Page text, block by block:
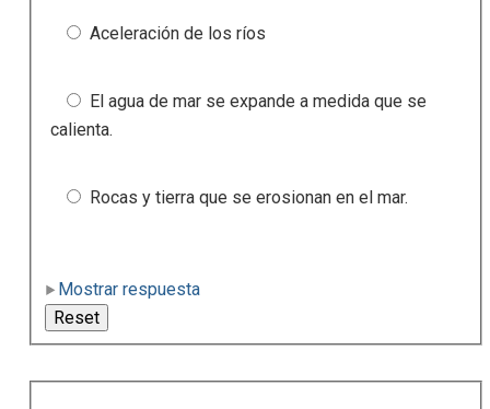
Aceleración de los ríos
El agua de mar se expande a medida que se
calienta.
Rocas y tierra que se erosionan en el mar.
Mostrar respuesta